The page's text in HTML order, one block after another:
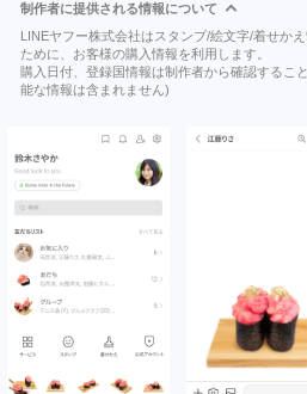
制作者に提供される情報について
LINEヤフー株式会社はスタンプ/絵文字/着せか
ために、お客様の購入情報を利用します。
購入日付、登録国情報は制作者から確認するこ
能な情報は含まれません)